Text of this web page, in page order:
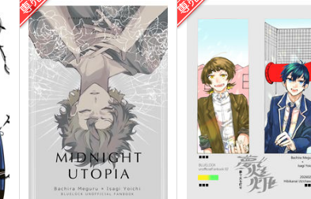
After.AB webLOG sideSX
After.AB
472円（税込）
スタンリー×Dr.XENO
サンプル 作品詳細
Try and Tender
629 円（税込）
スタンリー×Dr.XENO
サンプル 作品詳細